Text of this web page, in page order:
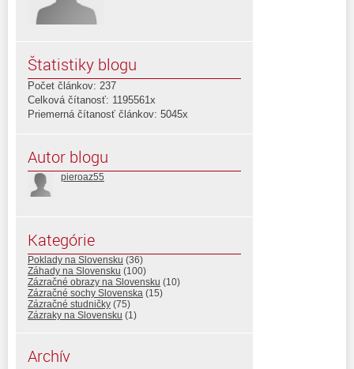
Štatistiky blogu
Počet článkov: 237
Celková čítanosť: 1195561x
Priemerná čítanosť článkov: 5045x
Autor blogu
pieroaz55
Kategórie
Poklady na Slovensku (36)
Záhady na Slovensku (100)
Zázračné obrazy na Slovensku (10)
Zázračné sochy Slovenska (15)
Zázračné studničky (75)
Zázraky na Slovensku (1)
Archív